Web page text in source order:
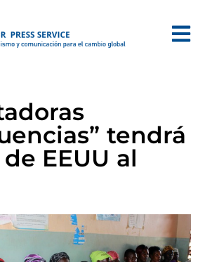
tendrá
EEUU al